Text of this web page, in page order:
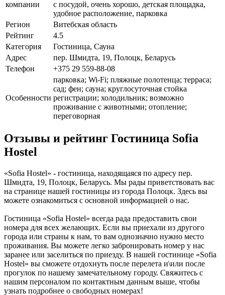
компании
с посудой, очень хорошо, детская площадка,
удобное расположение, парковка
Регион
Витебская область
Рейтинг
4.5
Категория
Гостиница, Сауна
Адрес
пер. Шмидта, 19, Полоцк, Беларусь
Телефон
+375 29 559-88-08
Особенности
парковка; Wi-Fi; пляжные полотенца; терраса;
сад; фен; сауна; круглосуточная стойка
регистрации; холодильник; возможно
проживание с животными; отопление;
переговорная
Отзывы и рейтинг Гостиница Sofia
Hostel
«Sofia Hostel» - гостиница, находящаяся по адресу пер.
Шмидта, 19, Полоцк, Беларусь. Мы рады приветствовать вас
на странице нашей гостиницы из города Полоцк. Здесь вы
можете ознакомиться с основной информацией о нас.
Гостиница «Sofia Hostel» всегда рада предоставить свои
номера для всех желающих. Если вы приехали из другого
города или страны к нам, то вам однозначно нужно место
проживания. Вы можете легко забронировать номер у нас
заранее или заселиться по приезду. В нашей гостинице «Sofia
Hostel» вы сможете отдохнуть после перелета и\или после
прогулок по нашему замечательному городу. Свяжитесь с
нашим персоналом по контактным данным выше, чтобы
узнать подробнее о свободных номерах!